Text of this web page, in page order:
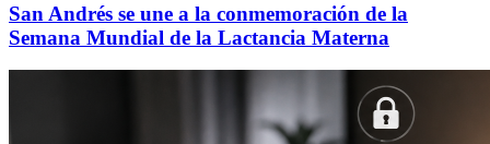
San Andrés se une a la conmemoración de la
Semana Mundial de la Lactancia Materna